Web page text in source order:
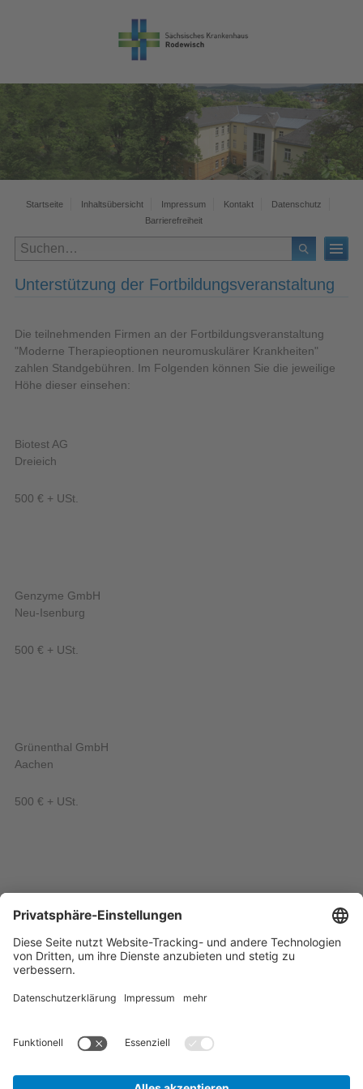
Startseite Inhaltsübersicht Impressum Kontakt
Datenschutz
Barrierefreiheit
Unterstützung der Fortbildungsveranstaltung
Die teilnehmenden Firmen an der Fortbildungsveranstaltung
"Moderne Therapieoptionen neuromuskulärer Krankheiten"
zahlen Standgebühren. Im Folgenden können Sie die jeweilige
Höhe dieser einsehen:
Biotest AG
Dreieich
500 € + USt.
Genzyme GmbH
Neu-Isenburg
500 € + USt.
Grünenthal GmbH
Aachen
500 € + USt.
Gräfeling
500 € + USt.